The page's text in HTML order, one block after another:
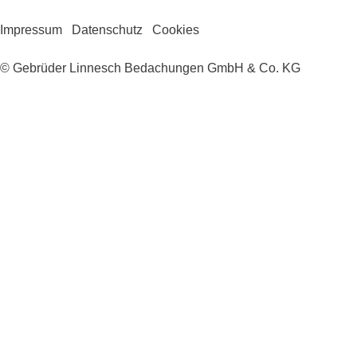
Impressum Datenschutz Cookies
© Gebrüder Linnesch Bedachungen GmbH & Co. KG